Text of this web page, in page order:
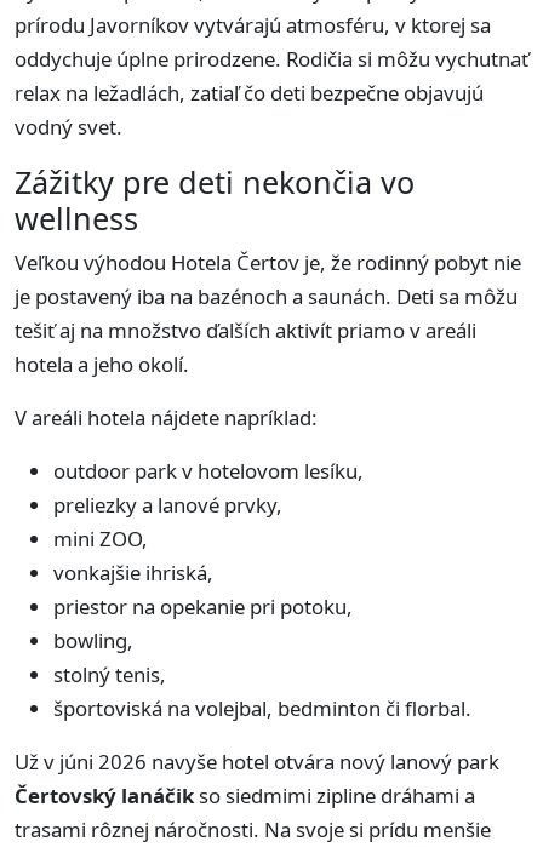
prírodu Javorníkov vytvárajú atmosféru, v ktorej sa
oddychuje úplne prirodzene. Rodičia si môžu vychutnať
relax na ležadlách, zatiaľ čo deti bezpečne objavujú
vodný svet.
Zážitky pre deti nekončia vo
wellness
Veľkou výhodou Hotela Čertov je, že rodinný pobyt nie
je postavený iba na bazénoch a saunách. Deti sa môžu
tešiť aj na množstvo ďalších aktivít priamo v areáli
hotela a jeho okolí.
V areáli hotela nájdete napríklad:
outdoor park v hotelovom lesíku,
preliezky a lanové prvky,
mini ZOO,
vonkajšie ihriská,
priestor na opekanie pri potoku,
bowling,
stolný tenis,
športoviská na volejbal, bedminton či florbal.
Už v júni 2026 navyše hotel otvára nový lanový park
Čertovský lanáčikso siedmimi zipline dráhami a
trasami rôznej náročnosti. Na svoje si prídu menšie